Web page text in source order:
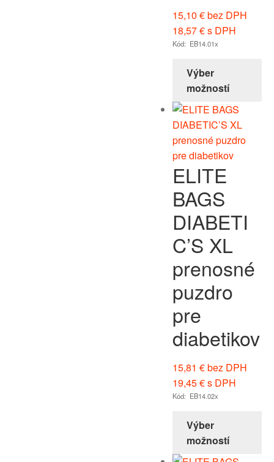
15,10 €bez DPH
18,57€s DPH
Kód: EB14.01x
Výber
možností
ELITE
BAGS
DIABETI
C’S XL
prenosné
puzdro
pre
diabetikov
15,81 €bez DPH
19,45€s DPH
Kód: EB14.02x
Výber
možností